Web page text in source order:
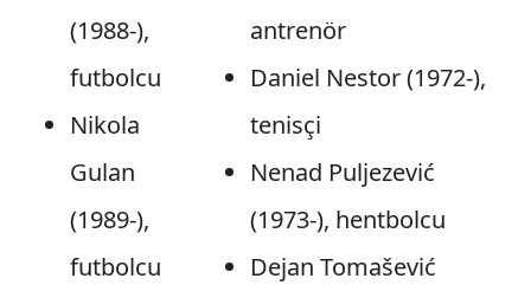
(1988-),
futbolcu
Nikola
Gulan
(1989-),
futbolcu
antrenör
Daniel Nestor (1972-),
tenisçi
Nenad Puljezević
(1973-), hentbolcu
Dejan Tomašević